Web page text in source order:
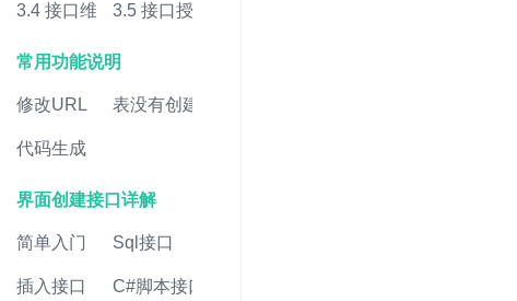
3.4 接口维护3.5 接口授权
常用功能说明
修改URL 表没有创建
代码生成
界面创建接口详解
简单入门 Sql接口
插入接口 C#脚本接口